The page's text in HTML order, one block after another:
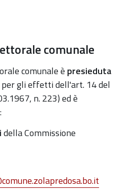
comunale
comunale è presieduta
per gli effetti dell'art. 14 del
n. 223) ed è
della Commissione